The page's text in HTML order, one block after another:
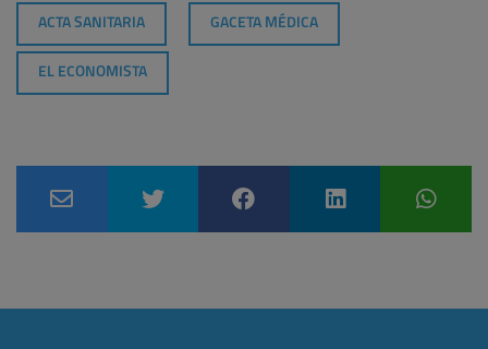
ACTA SANITARIA GACETA MÉDICA
EL ECONOMISTA